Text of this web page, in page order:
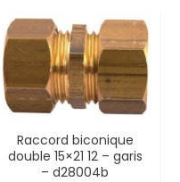
Raccord biconique
double 15×21 12 – garis
– d28004b